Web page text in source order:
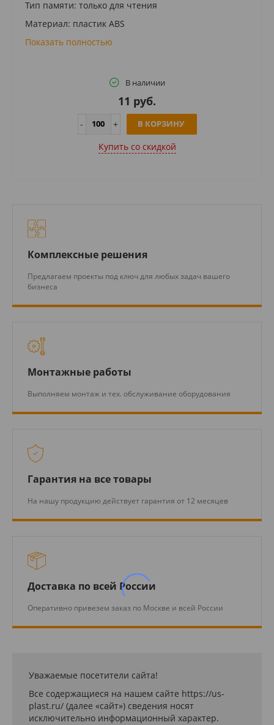
Тип памяти: только для чтения
Материал: пластик ABS
Показать полностью
В наличии
11 руб.
В КОРЗИНУ
Купить cо скидкой
Комплексные решения
Предлагаем проекты под ключ для любых задач вашего
бизнеса
Монтажные работы
Выполняем монтаж и тех. обслуживание оборудования
Гарантия на все товары
На нашу продукцию действует гарантия от 12 месяцев
Доставка по всей России
Оперативно привезем заказ по Москве и всей России
Уважаемые посетители сайта!
Все содержащиеся на нашем сайте https://us-
plast.ru/ (далее «сайт») сведения носят
исключительно информационный характер.